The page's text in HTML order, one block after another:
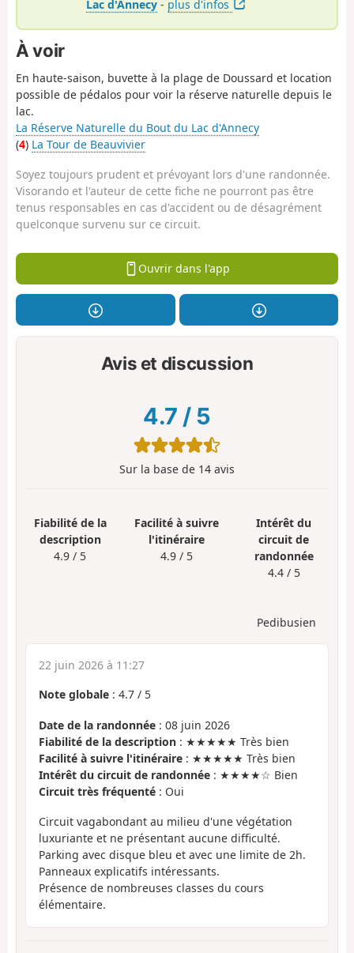
Lac d'Annecy - plus d'infos
À voir
En haute-saison, buvette à la plage de Doussard et location
possible de pédalos pour voir la réserve naturelle depuis le
lac.
La Réserve Naturelle du Bout du Lac d'Annecy
(4) La Tour de Beauvivier
Soyez toujours prudent et prévoyant lors d'une randonnée.
Visorando et l'auteur de cette fiche ne pourront pas être
tenus responsables en cas d'accident ou de désagrément
quelconque survenu sur ce circuit.
Ouvrir dans l'app
Avis et discussion
4.7 / 5
Sur la base de 14 avis
Fiabilité de la
description
4.9 / 5
Facilité à suivre
l'itinéraire
4.9 / 5
Intérêt du
circuit de
randonnée
4.4 / 5
Pedibusien
22 juin 2026 à 11:27
Note globale : 4.7 / 5
Date de la randonnée : 08 juin 2026
Fiabilité de la description : ★★★★★ Très bien
Facilité à suivre l'itinéraire : ★★★★★ Très bien
Intérêt du circuit de randonnée : ★★★★☆ Bien
Circuit très fréquenté : Oui
Circuit vagabondant au milieu d'une végétation
luxuriante et ne présentant aucune difficulté.
Parking avec disque bleu et avec une limite de 2h.
Panneaux explicatifs intéressants.
Présence de nombreuses classes du cours
élémentaire.